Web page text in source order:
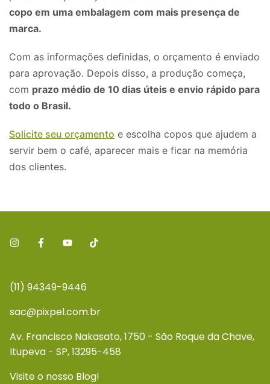
copo em uma embalagem com mais presença de
marca.
Com as informações definidas, o orçamento é enviado
para aprovação. Depois disso, a produção começa,
com prazo médio de 10 dias úteis e envio rápido para
todo o Brasil.
Solicite seu orçamento e escolha copos que ajudem a
servir bem o café, aparecer mais e ficar na memória
dos clientes.
(11) 94349-9446
sac@pixpel.com.br
Av. Francisco Nakasato, 1750 - São Roque da Chave,
Itupeva - SP, 13295-458
Visite o nosso Blog!